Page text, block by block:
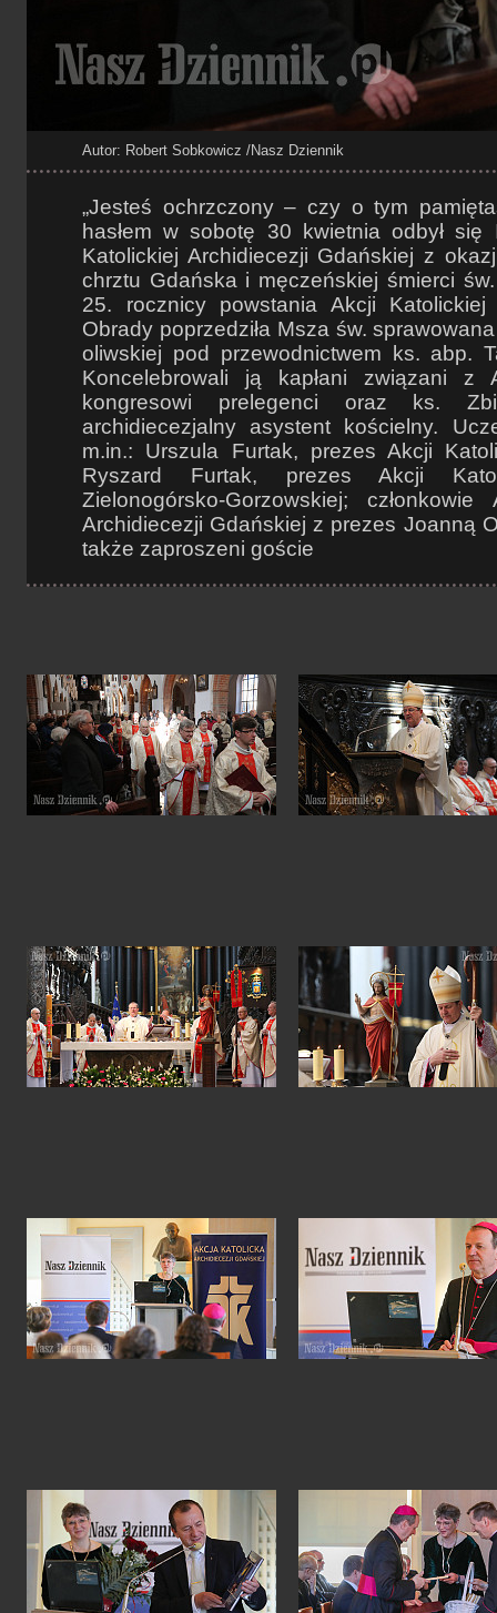
Autor: Robert Sobkowicz /Nasz Dziennik
„Jesteś ochrzczony – czy o tym
hasłem w sobotę 30 kwietnia odbył się
Katolickiej Archidiecezji Gdańskiej z
chrztu Gdańska i męczeńskiej śmierci
25. rocznicy powstania Akcji Katolickiej
Obrady poprzedziła Msza św.
oliwskiej pod przewodnictwem ks. abp.
Koncelebrowali ją kapłani związani z
kongresowi prelegenci oraz ks.
archidiecezjalny asystent kościelny.
m.in.: Urszula Furtak, prezes Akcji
Ryszard Furtak, prezes Akcji
Zielonogórsko-Gorzowskiej;
Archidiecezji Gdańskiej z prezes Joanną
także zaproszeni goście